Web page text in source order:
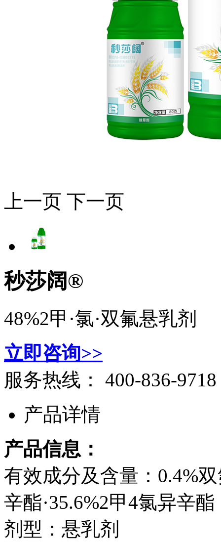
上一页 下一页
秒莎阔®
48%2甲·氯·双氟悬乳剂
立即咨询>>
服务热线： 400-836-9718
产品详情
产品信息：
有效成分及含量：0.4%
辛酯·35.6%2甲4氯异辛酯
剂型：悬乳剂